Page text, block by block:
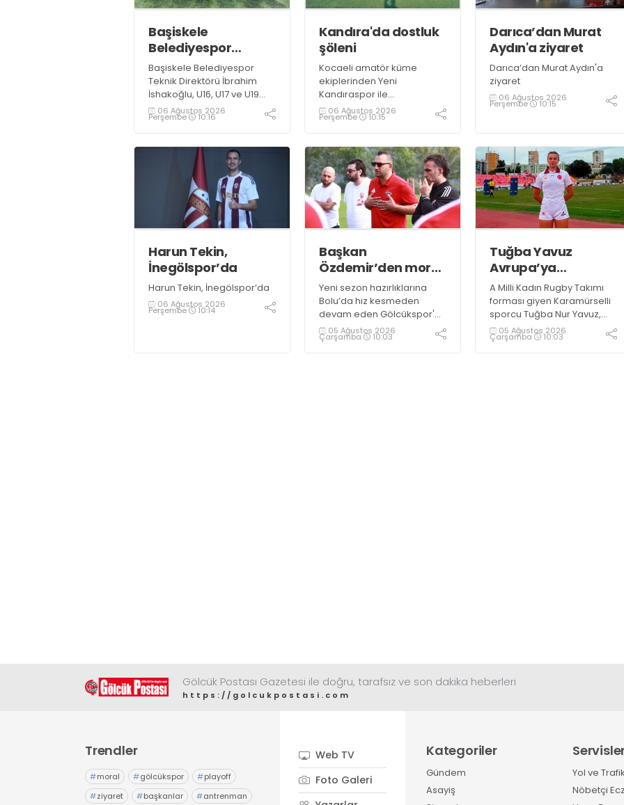
Başiskele
Belediyespor
Gelişim Ligi’ne hazır
Başiskele Belediyespor
Teknik Direktörü İbrahim
İshakoğlu, U16, U17 ve U19
takımlarının mücadele
edeceği Gelişim Ligi
bulundu. Genç oyuncuların
gelişimine dikkat çeken
İshakoğlu, hedeflerinin
sadece sonuç almak değil,
Türk futboluna örnek
sporcular kazandırmak
olduğunu söyledi
06 Ağustos 2026
Perşembe 10:16
Kandıra'da dostluk
şöleni
Kocaeli amatör küme
ekiplerinden Yeni
Kandıraspor ile
Bekirderespor'un U10, U11 ve
U12 yaş kategorilerindeki
maçında karşılaştı. Yaklaşık
100 genç futbolcunun ter
döktüğü maçların ardından
sporculara Kandıra'nın
yöresel lezzeti mancarlı
pide ve karpuz ikram edildi
06 Ağustos 2026
Perşembe 10:15
Darıca’dan Murat
Aydın'a ziyaret
Darıca’dan Murat Aydın'a
ziyaret
06 Ağustos 2026
Perşembe 10:15
Harun Tekin,
İnegölspor’da
Harun Tekin, İnegölspor’da
06 Ağustos 2026
Perşembe 10:14
Başkan
Özdemir’den moral
ziyareti
Yeni sezon hazırlıklarına
Bolu’da hız kesmeden
devam eden Gölcükspor'a,
Kulüp Başkanı Kadir
Özdemir ve Başkan
05 Ağustos 2026
Çarşamba 10:03
Tuğba Yavuz
Avrupa’ya
hazırlanıyor
A Milli Kadın Rugby Takımı
forması giyen Karamürselli
sporcu Tuğba Nur Yavuz,
Hamburg ve Split'teki
Championship Serisi’nde
05 Ağustos 2026
Çarşamba 10:03
Gölcük Postası Gazetesi ile doğru, tarafsız ve son dakika heberleri
https://golcukpostasi.com
Trendler
#moral #gölcükspor #playoff
#ziyaret #başkanlar #antrenman
Web TV
Foto Galeri
Kategoriler
Gündem
Asayiş
Yol ve
Nöbetçi